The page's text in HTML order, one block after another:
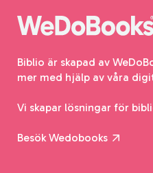
Biblio är skapad av
mer med hjälp av våra
Vi skapar lösningar för
Besök Wedobooks